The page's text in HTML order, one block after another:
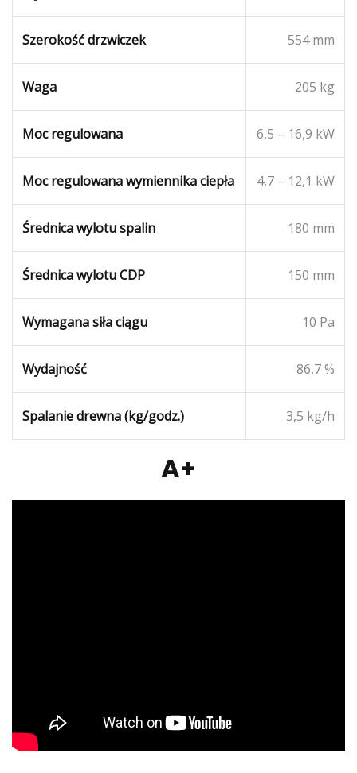
Szerokość drzwiczek 554 mm
Waga 205 kg
Moc regulowana 6,5 – 16,9 kW
Moc regulowana wymiennika ciepła 4,7 – 12,1 kW
Średnica wylotu spalin 180 mm
Średnica wylotu CDP 150 mm
Wymagana siła ciągu 10 Pa
Wydajność 86,7 %
Spalanie drewna (kg/godz.) 3,5 kg/h
A+